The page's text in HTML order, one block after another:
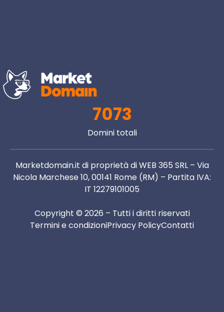
7073
Domini totali
Marketdomain.it di proprietà di WEB 365 SRL – Via
Nicola Marchese 10, 00141 Rome (RM) – Partita IVA:
IT 12279101005
Copyright © 2026 – Tutti i diritti riservati
Termini e condizioniPrivacy PolicyContatti